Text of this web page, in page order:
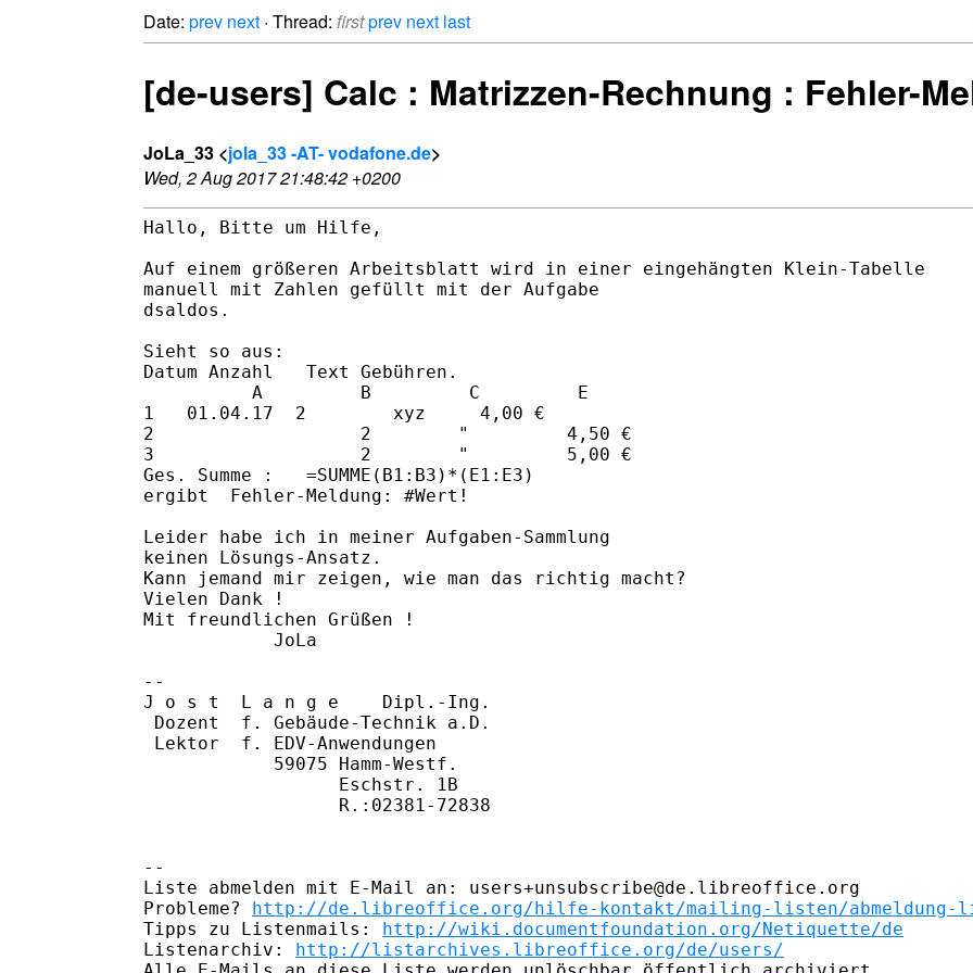
Date: prev next · Thread: firstprev next last
[de-users] Calc : Matrizzen-Rechnung : Fehler-
JoLa_33 <jola_33 -AT- vodafone.de>
Wed, 2 Aug 2017 21:48:42 +0200
Hallo, Bitte um Hilfe,
Auf einem größeren Arbeitsblatt wird in einer eingehängten Klein-Tabelle
manuell mit Zahlen gefüllt mit der Aufgabe
dsaldos.
Sieht so aus:
Datum Anzahl   Text Gebühren.
          A         B         C         E
1   01.04.17  2        xyz     4,00 €
2                   2        "         4,50 €
3                   2        "         5,00 €
Ges. Summe :   =SUMME(B1:B3)*(E1:E3)
ergibt  Fehler-Meldung: #Wert!
Leider habe ich in meiner Aufgaben-Sammlung
keinen Lösungs-Ansatz.
Kann jemand mir zeigen, wie man das richtig macht?
Vielen Dank !
Mit freundlichen Grüßen !
            JoLa
--
J o s t  L a n g e    Dipl.-Ing.
Dozent  f. Gebäude-Technik a.D.
Lektor  f. EDV-Anwendungen
            59075 Hamm-Westf.
                  Eschstr. 1B
                  R.:02381-72838
--
Liste abmelden mit E-Mail an: users+unsubscribe@de.libreoffice.org
Probleme? http://de.libreoffice.org/hilfe-kontakt/mailing-listen/abmeldung-
Tipps zu Listenmails: http://wiki.documentfoundation.org/Netiquette/de
Listenarchiv: http://listarchives.libreoffice.org/de/users/